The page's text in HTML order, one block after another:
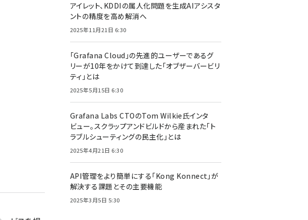
アイレット、KDDIの属人化問題を生成AIアシスタ
ントの精度を高め解消へ
2025年11月21日 6:30
「Grafana Cloud」の先進的ユーザーであるグ
リーが10年をかけて到達した「オブザーバービリ
ティ」とは
2025年5月15日 6:30
Grafana Labs CTOのTom Wilkie氏インタ
ビュー。スクラップアンドビルドから産まれた「ト
ラブルシューティングの民主化」とは
2025年4月21日 6:30
API管理をより簡単にする「Kong Konnect」が
解決する課題とその主要機能
2025年3月5日 5:30